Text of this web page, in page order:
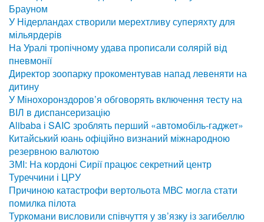
Брауном
У Нідерландах створили мерехтливу суперяхту для
мільярдерів
На Уралі тропічному удава прописали солярій від
пневмонії
Директор зоопарку прокоментував напад левеняти на
дитину
У Мінохоронздоров’я обговорять включення тесту на
ВІЛ в диспансеризацію
Alibaba і SAIC зроблять перший «автомобіль-гаджет»
Китайський юань офіційно визнаний міжнародною
резервною валютою
ЗМІ: На кордоні Сирії працює секретний центр
Туреччини і ЦРУ
Причиною катастрофи вертольота МВС могла стати
помилка пілота
Туркомани висловили співчуття у зв’язку із загибеллю